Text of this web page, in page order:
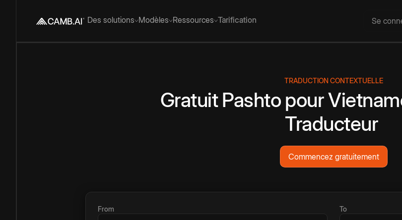
Des solutions Modèles Ressources Tarification Se
TRADUCTION CONTEXTUELLE
GratuitPashto pour
Traducteur
Commencez gratuitement
From To